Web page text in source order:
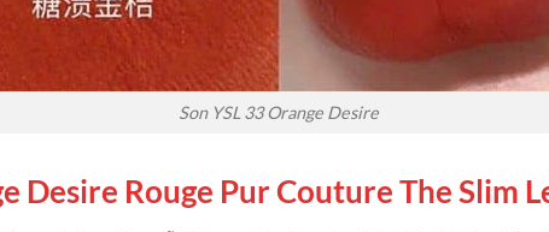
Son YSL 33 Orange Desire
Desire Rouge Pur Couture The Slim